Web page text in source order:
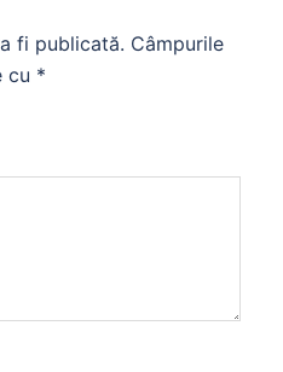
fi publicată. Câmpurile
cu *